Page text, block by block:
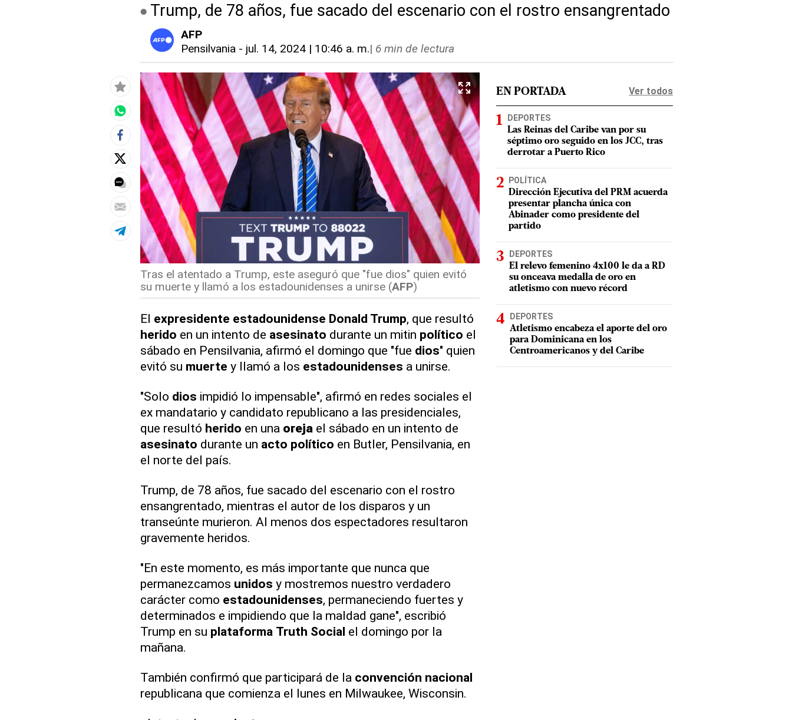
Trump, de 78 años, fue sacado del escenario con el rostro ensangrentado
AFP
Pensilvania - jul. 14, 2024 | 10:46 a. m.| 6 min de lectura
Tras el atentado a Trump, este aseguró que "fue dios" quien evitó
su muerte y llamó a los estadounidenses a unirse (AFP)
El expresidente estadounidense Donald Trump, que resultó
herido en un intento de asesinato durante un mitin político el
sábado en Pensilvania, afirmó el domingo que "fue dios" quien
evitó su muerte y llamó a los estadounidenses a unirse.
"Solo dios impidió lo impensable", afirmó en redes sociales el
ex mandatario y candidato republicano a las presidenciales,
que resultó herido en una orejael sábado en un intento de
asesinato durante un acto político en Butler, Pensilvania, en
el norte del país.
Trump, de 78 años, fue sacado del escenario con el rostro
ensangrentado, mientras el autor de los disparos y un
transeúnte murieron. Al menos dos espectadores resultaron
gravemente heridos.
"En este momento, es más importante que nunca que
permanezcamos unidos y mostremos nuestro verdadero
carácter como estadounidenses, permaneciendo fuertes y
determinados e impidiendo que la maldad gane", escribió
Trump en su plataforma Truth Social el domingo por la
mañana.
También confirmó que participará de la convención nacional
republicana que comienza el lunes en Milwaukee, Wisconsin.
EN PORTADA Ver todos
DEPORTES
Las Reinas del Caribe van por su
séptimo oro seguido en los JCC, tras
derrotar a Puerto Rico
POLÍTICA
Dirección Ejecutiva del PRM acuerda
presentar plancha única con
Abinader como presidente del
partido
DEPORTES
El relevo femenino 4x100 le da a RD
su onceava medalla de oro en
atletismo con nuevo récord
DEPORTES
Atletismo encabeza el aporte del oro
para Dominicana en los
Centroamericanos y del Caribe